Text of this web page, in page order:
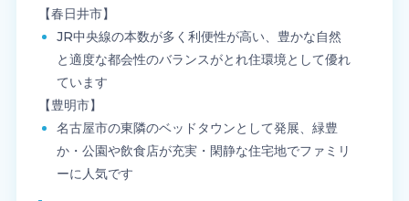
【春日井市】
JR中央線の本数が多く利便性が高い、豊かな自然
と適度な都会性のバランスがとれ住環境として優れ
ています
【豊明市】
名古屋市の東隣のベッドタウンとして発展、緑豊
か・公園や飲食店が充実・閑静な住宅地でファミリ
ーに人気です